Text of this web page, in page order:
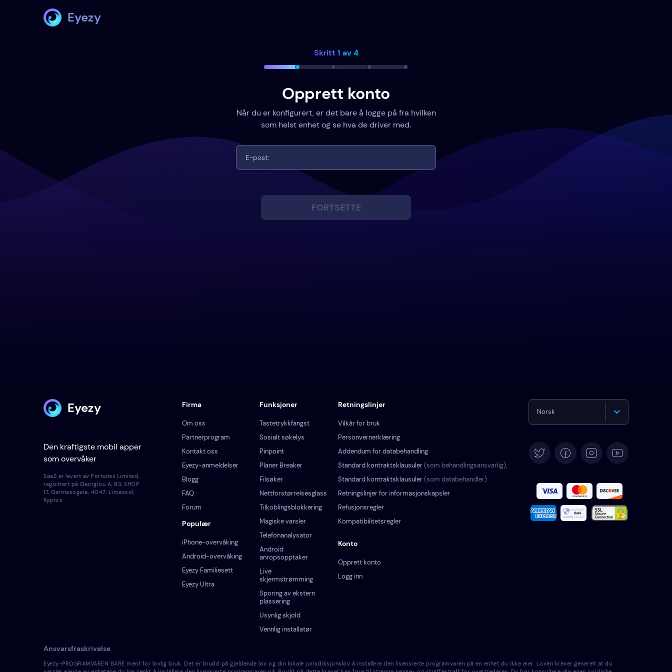
Eyezy
Skritt 1 av 4
Opprett konto
Når du er konfigurert, er det bare å logge på fra hvilken
som helst enhet og se hva de driver med.
FORTSETTE
Eyezy
Den kraftigste mobil apper
som overvåker
Firma
Om oss
Partnerprogram
Kontakt oss
Eyezy-anmeldelser
Blogg
FAQ
Forum
Populær
iPhone-overvåking
Android-overvåking
Eyezy Familiesett
Eyezy Ultra
Konto
Opprett konto
Logg inn
Retningslinjer
Vilkår for bruk
Personvernerklæring
Addendum for databehandling
Standard kontraktsklausuler(som behandlingsansvarlig).
Standard kontraktsklausuler(som databehandler)
Retningslinjer for informasjonskapsler
Refusjonsregler
Kompatibilitetsregler
Funksjoner
Tastetrykkfangst
Sosialt søkelys
Pinpoint
Planer Breaker
Filsøker
Nettforstørrelsesglass
Tilkoblingsblokkering
Magiske varsler
Telefonanalysator
Android
anropsopptaker
Live
skjermstrømming
Sporing av ekstern
plassering
Usynlig skjold
Vennlig installatør
Norsk
Español
Français
Nederlands
SaaS er levert av Fortunex Limited,
registrert på Georgiou A, 83, SHOP
17, Germasogeia, 4047, Limassol,
Kypros
Ansvarsfraskrivelse
Eyezy-PROGRAMVAREN BARE ment for lovlig bruk. Det er brudd på gjeldende lov og din lokale jurisdiksjonslov å installere den lisensierte programvaren på en enhet du ikke eier. Loven krever generelt at du